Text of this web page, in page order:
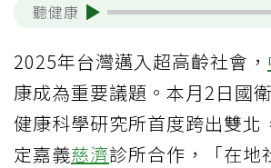
聽健康
2025年台灣邁入超高齡社會，
康成為重要議題。本月2日國
健康科學研究所首度跨出雙北
定嘉義慈濟診所合作，「在地